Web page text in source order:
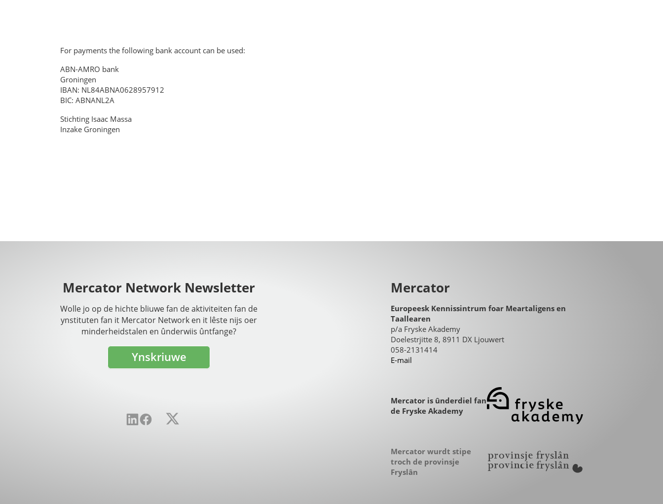
For payments the following bank account can be used:
ABN-AMRO bank
Groningen
IBAN: NL84ABNA0628957912
BIC: ABNANL2A
Stichting Isaac Massa
Inzake Groningen
Mercator Network Newsletter
Wolle jo op de hichte bliuwe fan de aktiviteiten fan de
ynstituten fan it Mercator Network en it lêste nijs oer
minderheidstalen en ûnderwiis ûntfange?
Ynskriuwe
Mercator
Europeesk Kennissintrum foar Meartaligens en
Taallearen
p/a Fryske Akademy
Doelestrjitte 8, 8911 DX Ljouwert
058-2131414
E-mail
Mercator is ûnderdiel fan
de Fryske Akademy
Mercator wurdt stipe
troch de provinsje
Fryslân